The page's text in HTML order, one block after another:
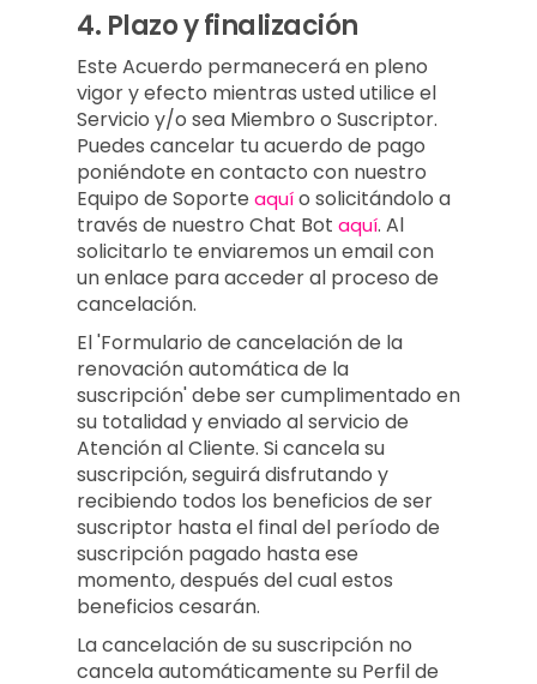
4. Plazo y finalización
Este Acuerdo permanecerá en pleno
vigor y efecto mientras usted utilice el
Servicio y/o sea Miembro o Suscriptor.
Puedes cancelar tu acuerdo de pago
poniéndote en contacto con nuestro
Equipo de Soporte aquío solicitándolo a
través de nuestro Chat Bot aquí. Al
solicitarlo te enviaremos un email con
un enlace para acceder al proceso de
cancelación.
El 'Formulario de cancelación de la
renovación automática de la
suscripción' debe ser cumplimentado en
su totalidad y enviado al servicio de
Atención al Cliente. Si cancela su
suscripción, seguirá disfrutando y
recibiendo todos los beneficios de ser
suscriptor hasta el final del período de
suscripción pagado hasta ese
momento, después del cual estos
beneficios cesarán.
La cancelación de su suscripción no
cancela automáticamente su Perfil de